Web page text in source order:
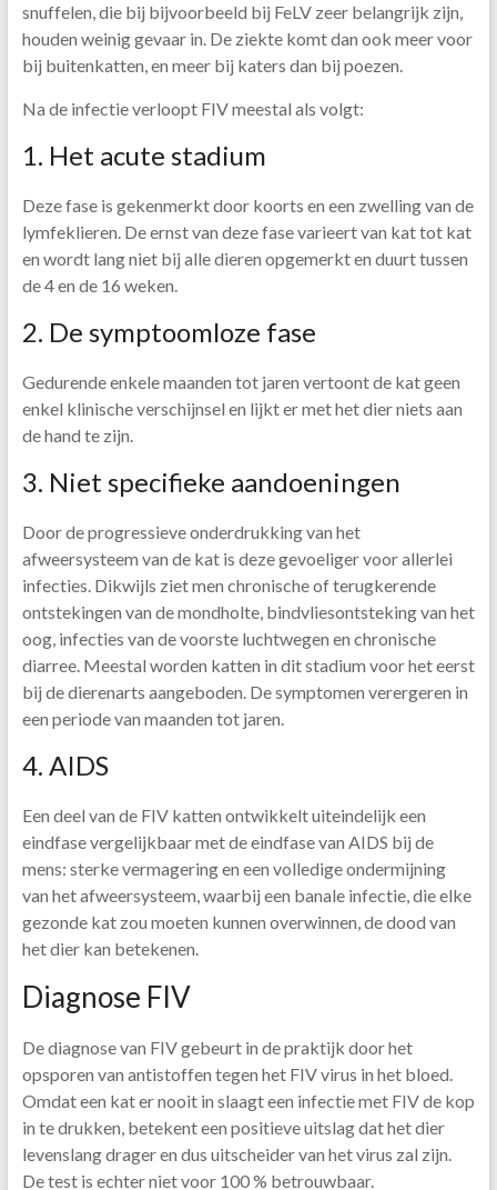
snuffelen, die bij bijvoorbeeld bij FeLV zeer belangrijk zijn,
houden weinig gevaar in. De ziekte komt dan ook meer voor
bij buitenkatten, en meer bij katers dan bij poezen.
Na de infectie verloopt FIV meestal als volgt:
1. Het acute stadium
Deze fase is gekenmerkt door koorts en een zwelling van de
lymfeklieren. De ernst van deze fase varieert van kat tot kat
en wordt lang niet bij alle dieren opgemerkt en duurt tussen
de 4 en de 16 weken.
2. De symptoomloze fase
Gedurende enkele maanden tot jaren vertoont de kat geen
enkel klinische verschijnsel en lijkt er met het dier niets aan
de hand te zijn.
3. Niet specifieke aandoeningen
Door de progressieve onderdrukking van het
afweersysteem van de kat is deze gevoeliger voor allerlei
infecties. Dikwijls ziet men chronische of terugkerende
ontstekingen van de mondholte, bindvliesontsteking van het
oog, infecties van de voorste luchtwegen en chronische
diarree. Meestal worden katten in dit stadium voor het eerst
bij de dierenarts aangeboden. De symptomen verergeren in
een periode van maanden tot jaren.
4. AIDS
Een deel van de FIV katten ontwikkelt uiteindelijk een
eindfase vergelijkbaar met de eindfase van AIDS bij de
mens: sterke vermagering en een volledige ondermijning
van het afweersysteem, waarbij een banale infectie, die elke
gezonde kat zou moeten kunnen overwinnen, de dood van
het dier kan betekenen.
Diagnose FIV
De diagnose van FIV gebeurt in de praktijk door het
opsporen van antistoffen tegen het FIV virus in het bloed.
Omdat een kat er nooit in slaagt een infectie met FIV de kop
in te drukken, betekent een positieve uitslag dat het dier
levenslang drager en dus uitscheider van het virus zal zijn.
De test is echter niet voor 100 % betrouwbaar.